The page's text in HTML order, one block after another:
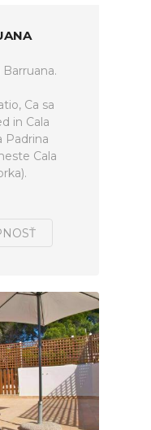
Ca sa
in Cala
Padrina
Cala